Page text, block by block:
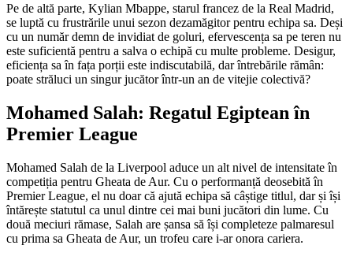
Pe de altă parte, Kylian Mbappe, starul francez de la Real Madrid,
se luptă cu frustrările unui sezon dezamăgitor pentru echipa sa. Deși
cu un număr demn de invidiat de goluri, efervescența sa pe teren nu
este suficientă pentru a salva o echipă cu multe probleme. Desigur,
eficiența sa în fața porții este indiscutabilă, dar întrebările rămân:
poate străluci un singur jucător într-un an de vitejie colectivă?
Mohamed Salah: Regatul Egiptean în
Premier League
Mohamed Salah de la Liverpool aduce un alt nivel de intensitate în
competiția pentru Gheata de Aur. Cu o performanță deosebită în
Premier League, el nu doar că ajută echipa să câștige titlul, dar și își
întărește statutul ca unul dintre cei mai buni jucători din lume. Cu
două meciuri rămase, Salah are șansa să își completeze palmaresul
cu prima sa Gheata de Aur, un trofeu care i-ar onora cariera.